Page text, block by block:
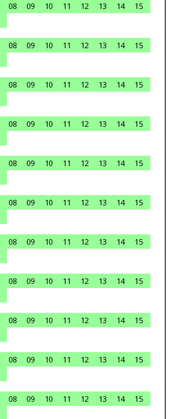
08 09 10 11 12 13 14
15
08 09 10 11 12 13 14
15
08 09 10 11 12 13 14
15
08 09 10 11 12 13 14
15
08 09 10 11 12 13 14
15
08 09 10 11 12 13 14
15
08 09 10 11 12 13 14
15
08 09 10 11 12 13 14
15
08 09 10 11 12 13 14
15
08 09 10 11 12 13 14
15
08 09 10 11 12 13 14
15